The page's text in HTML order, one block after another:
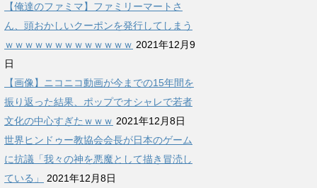
【俺達のファミマ】ファミリーマートさ
ん、頭おかしいクーポンを発行してしまう
ｗｗｗｗｗｗｗｗｗｗｗｗｗ 2021年12月9
日
【画像】ニコニコ動画が今までの15年間を
振り返った結果、ポップでオシャレで若者
文化の中心すぎたｗｗｗ 2021年12月8日
世界ヒンドゥー教協会会長が日本のゲーム
に抗議「我々の神を悪魔として描き冒涜し
ている」
2021年12月8日